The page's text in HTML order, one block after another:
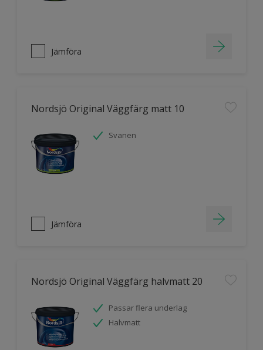
Jämföra
Nordsjö Original Väggfärg matt 10
Svanen
Jämföra
Nordsjö Original Väggfärg halvmatt 20
Passar flera underlag
Halvmatt